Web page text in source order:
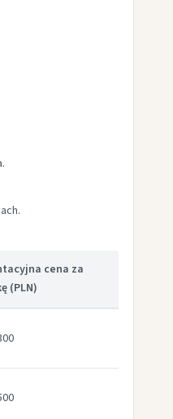
cena za
(PLN)